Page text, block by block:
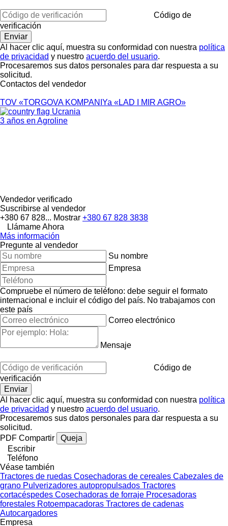
Código de
verificación
Al hacer clic aquí, muestra su conformidad con nuestra política
de privacidad y nuestro acuerdo del usuario.
Procesaremos sus datos personales para dar respuesta a su
solicitud.
Contactos del vendedor
TOV «TORGOVA KOMPANIYa «LAD I MIR AGRO»
Ucrania
3 años en Agroline
Vendedor verificado
Suscribirse al vendedor
+380 67 828... Mostrar +380 67 828 3838
Llámame Ahora
Más información
Pregunte al vendedor
Su nombre
Empresa
Compruebe el número de teléfono: debe seguir el formato
internacional e incluir el código del país. No trabajamos con
este país
Correo electrónico
Mensaje
Código de
verificación
Al hacer clic aquí, muestra su conformidad con nuestra política
de privacidad y nuestro acuerdo del usuario.
Procesaremos sus datos personales para dar respuesta a su
solicitud.
PDF Compartir
Queja
Escribir
Teléfono
Véase también
Tractores de ruedas Cosechadoras de cereales Cabezales de
grano Pulverizadores autopropulsados Tractores
cortacéspedes Cosechadoras de forraje Procesadoras
forestales Rotoempacadoras Tractores de cadenas
Autocargadores
Empresa